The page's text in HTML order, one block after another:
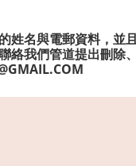
名與電郵資料，並
我們管道提出刪除